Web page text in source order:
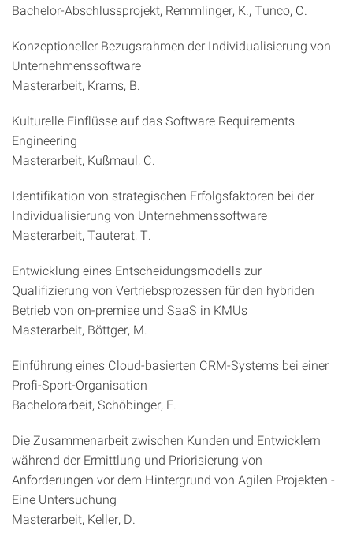
Bachelor-Abschlussprojekt, Remmlinger, K., Tunco, C.
Konzeptioneller Bezugsrahmen der Individualisierung von
Unternehmenssoftware
Masterarbeit, Krams, B.
Kulturelle Einflüsse auf das Software Requirements
Engineering
Masterarbeit, Kußmaul, C.
Identifikation von strategischen Erfolgsfaktoren bei der
Individualisierung von Unternehmenssoftware
Masterarbeit, Tauterat, T.
Entwicklung eines Entscheidungsmodells zur
Qualifizierung von Vertriebsprozessen für den hybriden
Betrieb von on-premise und SaaS in KMUs
Masterarbeit, Böttger, M.
Einführung eines Cloud-basierten CRM-Systems bei einer
Profi-Sport-Organisation
Bachelorarbeit, Schöbinger, F.
Die Zusammenarbeit zwischen Kunden und Entwicklern
während der Ermittlung und Priorisierung von
Anforderungen vor dem Hintergrund von Agilen Projekten -
Eine Untersuchung
Masterarbeit, Keller, D.